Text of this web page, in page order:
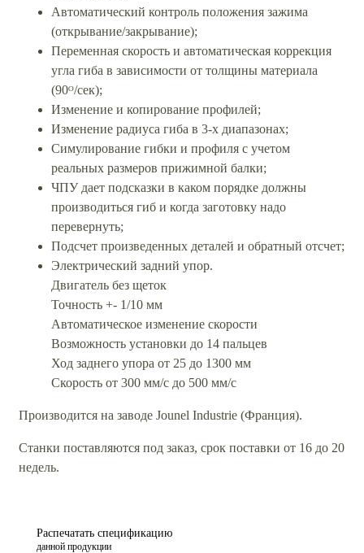
Автоматический контроль положения зажима
(открывание/закрывание);
Переменная скорость и автоматическая коррекция
угла гиба в зависимости от толщины материала
(90ᴼ/сек);
Изменение и копирование профилей;
Изменение радиуса гиба в 3-х диапазонах;
Симулирование гибки и профиля с учетом
реальных размеров прижимной балки;
ЧПУ дает подсказки в каком порядке должны
производиться гиб и когда заготовку надо
перевернуть;
Подсчет произведенных деталей и обратный отсчет;
Электрический задний упор.
Двигатель без щеток
Точность +- 1/10 мм
Автоматическое изменение скорости
Возможность установки до 14 пальцев
Ход заднего упора от 25 до 1300 мм
Скорость от 300 мм/с до 500 мм/с
Производится на заводе Jounel Industrie (Франция).
Станки поставляются под заказ, срок поставки от 16 до 20
недель.
Распечатать спецификацию
данной продукции